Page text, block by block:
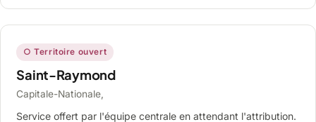
○ Territoire ouvert
Saint-Raymond
Capitale-Nationale,
Service offert par l'équipe centrale en attendant l'attribution.